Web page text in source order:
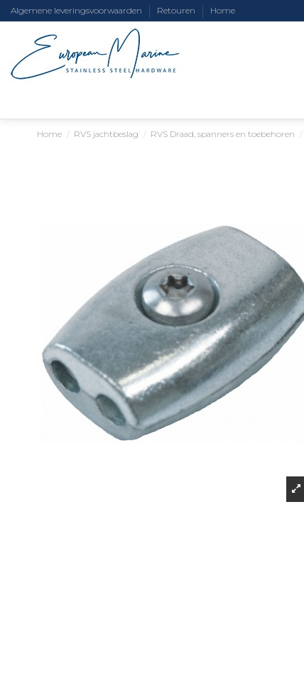
Algemene leveringsvoorwaarden Retouren Home
Home RVS jachtbeslag RVS Draad, spanners en toebehoren